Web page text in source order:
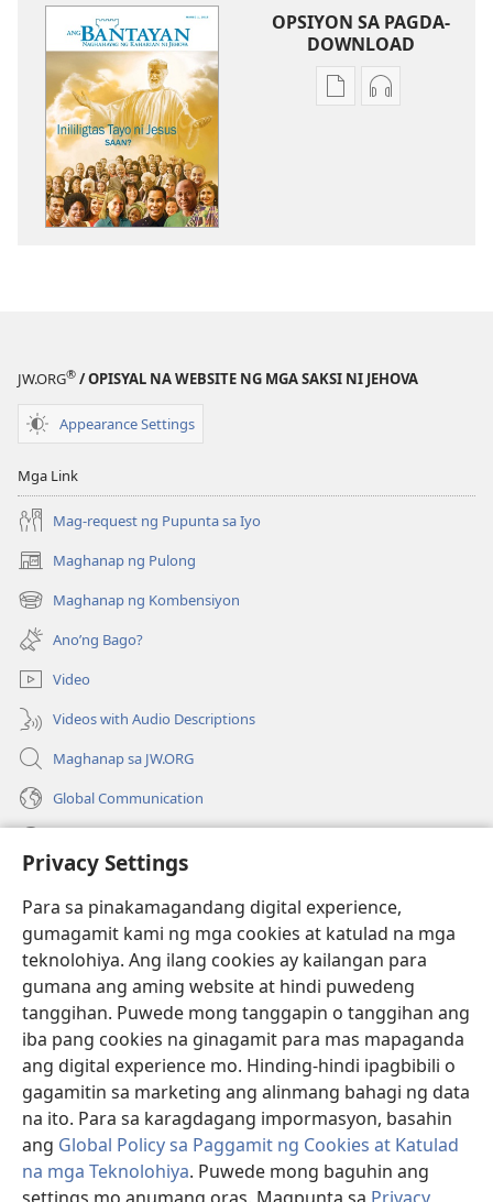
Privacy Settings
Para sa pinakamagandang digital experience,
gumagamit kami ng mga cookies at katulad na mga
teknolohiya. Ang ilang cookies ay kailangan para
gumana ang aming website at hindi puwedeng
tanggihan. Puwede mong tanggapin o tanggihan ang
iba pang cookies na ginagamit para mas mapaganda
ang digital experience mo. Hinding-hindi ipagbibili o
gagamitin sa marketing ang alinmang bahagi ng data
na ito. Para sa karagdagang impormasyon, basahin
ang Global Policy sa Paggamit ng Cookies at Katulad
na mga Teknolohiya. Puwede mong baguhin ang
OPSIYON SA PAGDA-
DOWNLOAD
Opsiyon
Jesus
Opsiyon
Jesus
JW.ORG® / OPISYAL NA WEBSITE NG MGA SAKSI NI JEHOVA
Appearance Settings
Mga Link
Mag-request ng Pupunta sa Iyo
Maghanap ng Pulong
(may
bubukas
na
bagong
window)
Maghanap ng Kombensiyon
(may
bubukas
na
bagong
window)
Ano’ng Bago?
Video
Videos with Audio Descriptions
Maghanap sa JW.ORG
Global Communication
(may
na
bagong
window)
Watchtower ONLINE LIBRARY™
(may
bubukas
na
bagong
window)
JW Hub ®
(may
bubukas
bagong
window)
JW Library ®
Watchtower Library®